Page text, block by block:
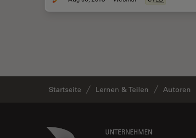
Startseite Lernen & Teilen Autoren
Danaher Logo UNTERNEHMEN